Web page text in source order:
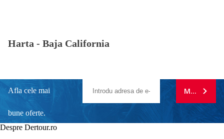
Harta - Baja California
Afla cele mai
bune oferte.
MA
Despre Dertour.ro